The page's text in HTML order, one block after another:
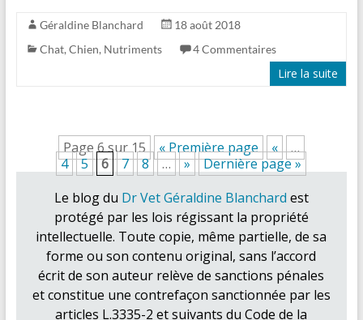
Géraldine Blanchard
18 août 2018
Chat, Chien, Nutriments 4 Commentaires
Lire la suite
Page 6 sur 15 « Première page «
…
4
5 6 7 8 … »
Dernière page »
Le blog du Dr Vet Géraldine Blanchard est
protégé par les lois régissant la propriété
intellectuelle. Toute copie, même partielle, de sa
forme ou son contenu original, sans l’accord
écrit de son auteur relève de sanctions pénales
et constitue une contrefaçon sanctionnée par les
articles L.3335-2 et suivants du Code de la